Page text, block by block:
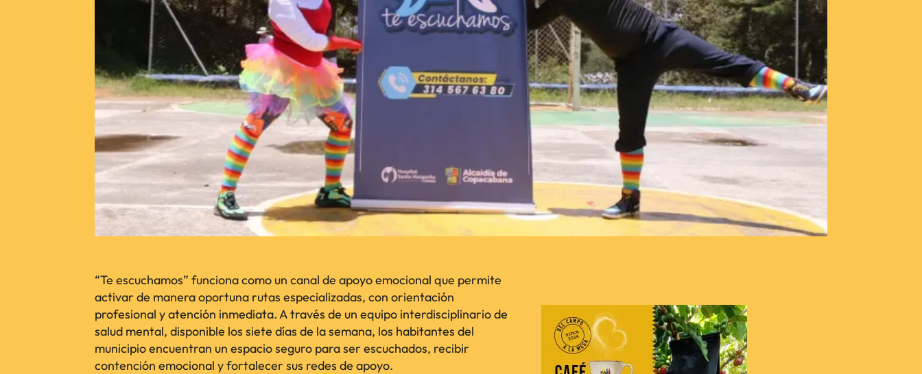
“Te escuchamos” funciona como un canal de apoyo emocional que permite
activar de manera oportuna rutas especializadas, con orientación
profesional y atención inmediata. A través de un equipo interdisciplinario de
salud mental, disponible los siete días de la semana, los habitantes del
municipio encuentran un espacio seguro para ser escuchados, recibir
contención emocional y fortalecer sus redes de apoyo.